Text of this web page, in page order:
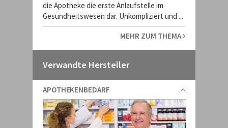
die Apotheke die erste Anlaufstelle im
Gesundheitswesen dar. Unkompliziert und ...
MEHR ZUM THEMA
Verwandte Hersteller
APOTHEKENBEDARF